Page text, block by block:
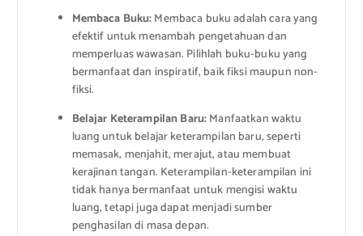
Membaca Buku:Membaca buku adalah cara yang
efektif untuk menambah pengetahuan dan
memperluas wawasan. Pilihlah buku-buku yang
bermanfaat dan inspiratif, baik fiksi maupun non-
fiksi.
Belajar Keterampilan Baru:Manfaatkan waktu
luang untuk belajar keterampilan baru, seperti
memasak, menjahit, merajut, atau membuat
kerajinan tangan. Keterampilan-keterampilan ini
tidak hanya bermanfaat untuk mengisi waktu
luang, tetapi juga dapat menjadi sumber
penghasilan di masa depan.